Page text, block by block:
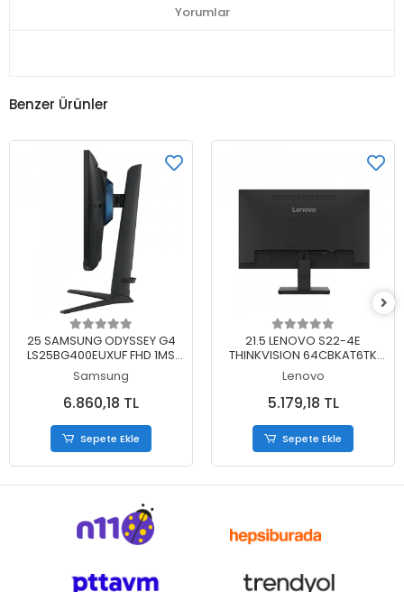
Yorumlar
Benzer Ürünler
Sepete Ekle
25 SAMSUNG ODYSSEY G4
LS25BG400EUXUF FHD 1MS
240HZ IPS MONITOR
Samsung
6.860,18 TL
Sepete Ekle
Sepete Ekle
21.5 LENOVO S22-4E
THINKVISION 64CBKAT6TK
FHD 4MS 100HZ HDMI+VGA
WLED MONITOR (3 YIL
GARANTİ)
Lenovo
5.179,18 TL
Sepete Ekle